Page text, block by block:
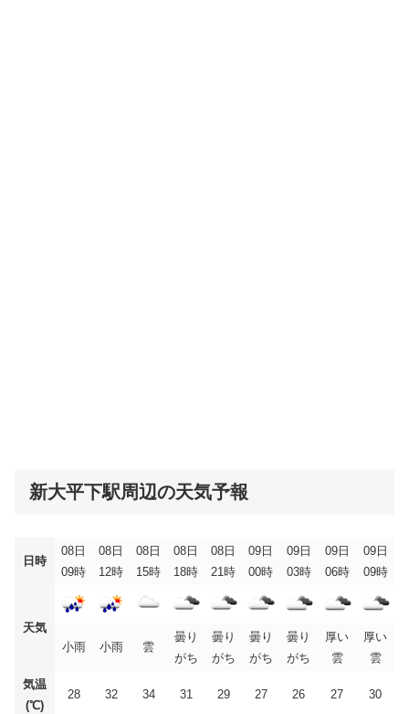
新大平下駅周辺の天気予報
日時
08日
09時
08日
12時
08日
15時
08日
18時
08日
21時
09日
00時
09日
03時
09日
06時
09日
09時
天気
小雨
小雨 雲
曇り
がち
曇り
がち
曇り
がち
曇り
がち
厚い
雲
厚い
雲
気温
(℃)
28 32 34 31 29 27 26 27 30